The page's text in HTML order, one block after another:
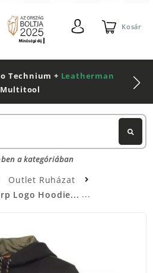
Kosár
Technium + Leatherman
Multitool
a kategóriában
Outlet Ruházat
Logo Hoodie...